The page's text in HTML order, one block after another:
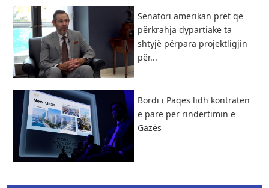
Senatori amerikan pret që
përkrahja dypartiake ta
shtyjë përpara projektligjin
për...
Bordi i Paqes lidh kontratën
e parë për rindërtimin e
Gazës